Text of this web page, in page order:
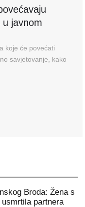
u javnom
koje će povećati
savjetovanje, kako
Broda: Žena s
partnera